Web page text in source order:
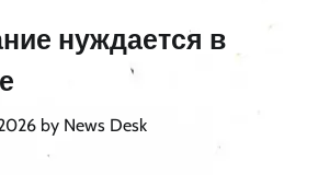
нуждается в
by News Desk